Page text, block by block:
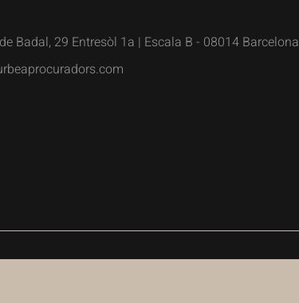
Badal, 29 Entresòl 1a | Escala B - 08014 Barcelona